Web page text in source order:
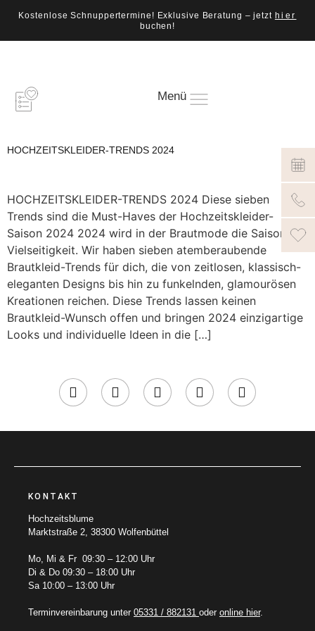
Kostenlose Schnuppertermine! Exklusive Beratung – jetzt hier
buchen!
Menü
HOCHZEITSKLEIDER-TRENDS 2024
HOCHZEITSKLEIDER-TRENDS 2024 Diese sieben
Trends sind die Must-Haves der Hochzeitskleider-
Saison 2024 2024 wird in der Brautmode die Saison der
Vielseitigkeit. Wir haben sieben atemberaubende
Brautkleid-Trends für dich, die von zeitlosen, klassisch-
eleganten Designs bis hin zu funkelnden, glamourösen
Kreationen reichen. Diese Trends lassen keinen
Brautkleid-Wunsch offen und bringen 2024 einzigartige
Looks und individuelle Ideen in die […]
KONTAKT
Hochzeitsblume
Marktstraße 2, 38300 Wolfenbüttel
Mo, Mi & Fr 09:30 – 12:00 Uhr
Di & Do 09:30 – 18:00 Uhr
Sa 10:00 – 13:00 Uhr
Terminvereinbarung unter 05331 / 882131 oder online hier.